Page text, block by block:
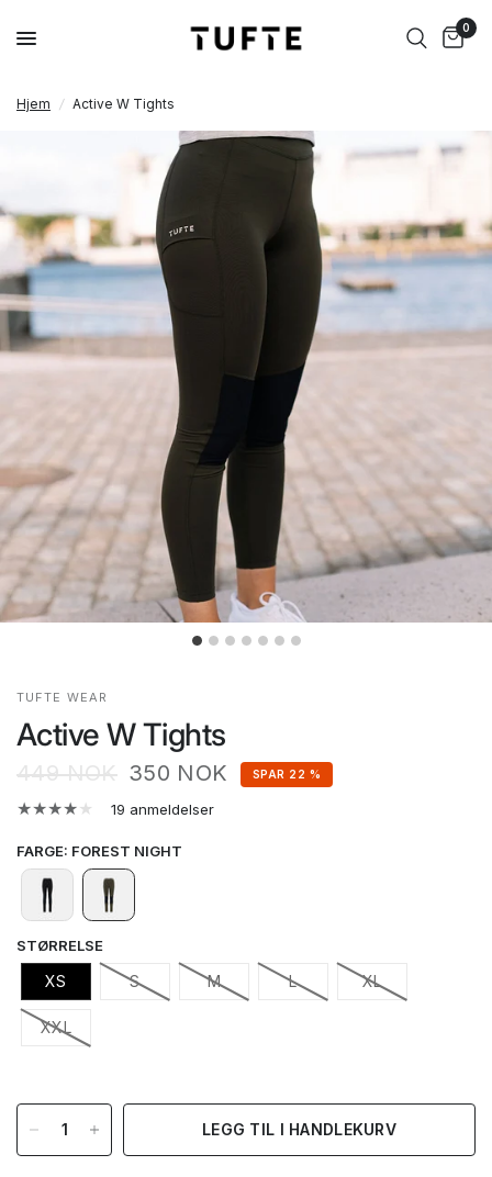
0
Hjem / Active W Tights
TUFTE WEAR
Active W Tights
449 NOK 350 NOK SPAR 22 %
19 anmeldelser
FARGE: FOREST NIGHT
STØRRELSE
XS S M L XL
XXL
LEGG TIL I HANDLEKURV